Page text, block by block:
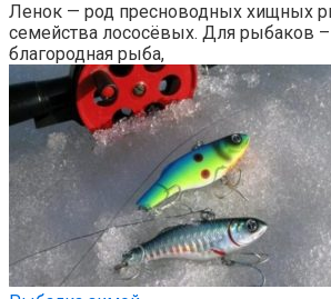
Ленок — род пресноводных хищных
семейства лососёвых. Для рыбаков –
благородная рыба,